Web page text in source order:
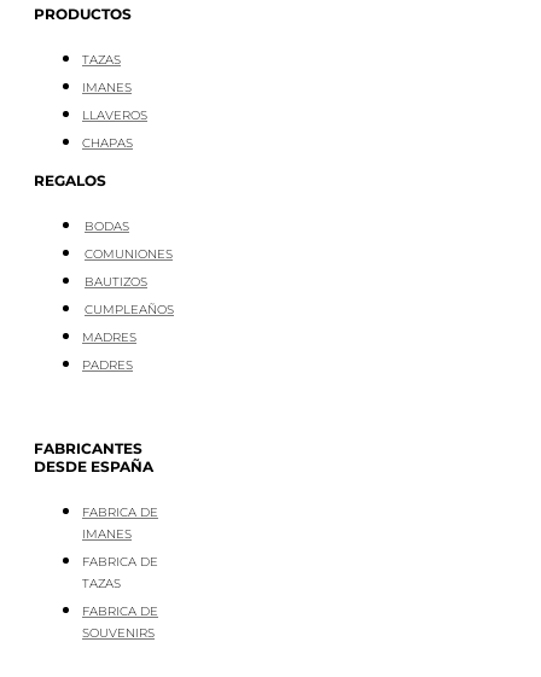
PRODUCTOS
TAZAS
IMANES
LLAVEROS
CHAPAS
REGALOS
BODAS
COMUNIONES
BAUTIZOS
CUMPLEAÑOS
MADRES
PADRES
FABRICANTES
DESDE ESPAÑA
FABRICA DE
IMANES
FABRICA DE
TAZAS
FABRICA DE
SOUVENIRS